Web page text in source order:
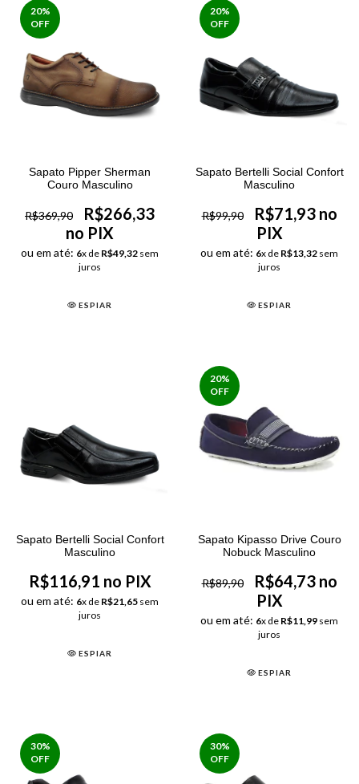
20%
OFF
Sapato Pipper Sherman
Couro Masculino
R$369,90
R$266,33
no PIX
ou em até: 6x de R$49,32 sem
juros
ESPIAR
20%
OFF
Sapato Bertelli Social Confort
Masculino
R$99,90
R$71,93 no
PIX
ou em até: 6x de R$13,32 sem
juros
ESPIAR
Sapato Bertelli Social Confort
Masculino
R$116,91 no PIX
ou em até: 6x de R$21,65 sem
juros
ESPIAR
20%
OFF
Sapato Kipasso Drive Couro
Nobuck Masculino
R$89,90
R$64,73 no
PIX
ou em até: 6x de R$11,99 sem
juros
ESPIAR
30%
OFF
30%
OFF